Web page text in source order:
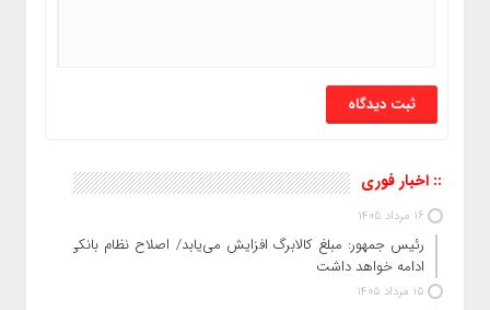
:: اخبار فوری
16 مرداد 1405
رئیس‌ جمهور: مبلغ کالابرگ افزایش می‌یابد/ اصلاح نظام بانکی
ادامه خواهد داشت
15 مرداد 1405